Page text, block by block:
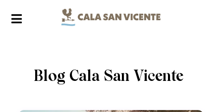
Blog Cala San Vicente